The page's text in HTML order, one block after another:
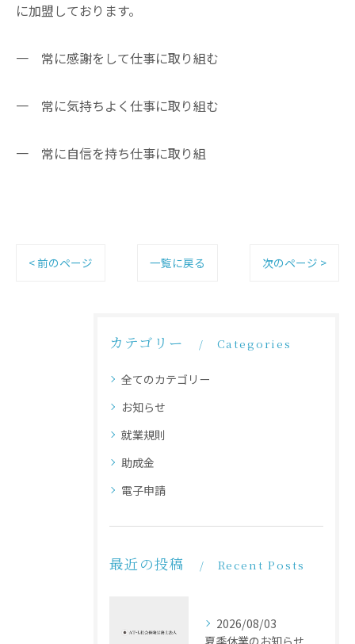
に加盟しております。
一 常に感謝をして仕事に取り組む
一 常に気持ちよく仕事に取り組む
一 常に自信を持ち仕事に取り組
< 前のページ 一覧に戻る 次のページ >
カテゴリー Categories
全てのカテゴリー
お知らせ
就業規則
助成金
電子申請
最近の投稿 Recent Posts
2026/08/03
夏季休業のお知らせ